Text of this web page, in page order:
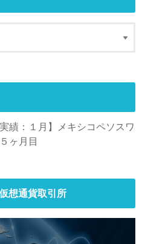
実績：１月】メキシコペソスワ
ヶ月目
想通貨取引所